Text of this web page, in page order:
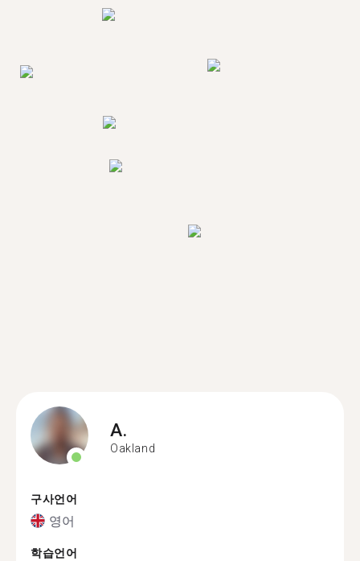
A.
Oakland
구사언어
영어
학습언어